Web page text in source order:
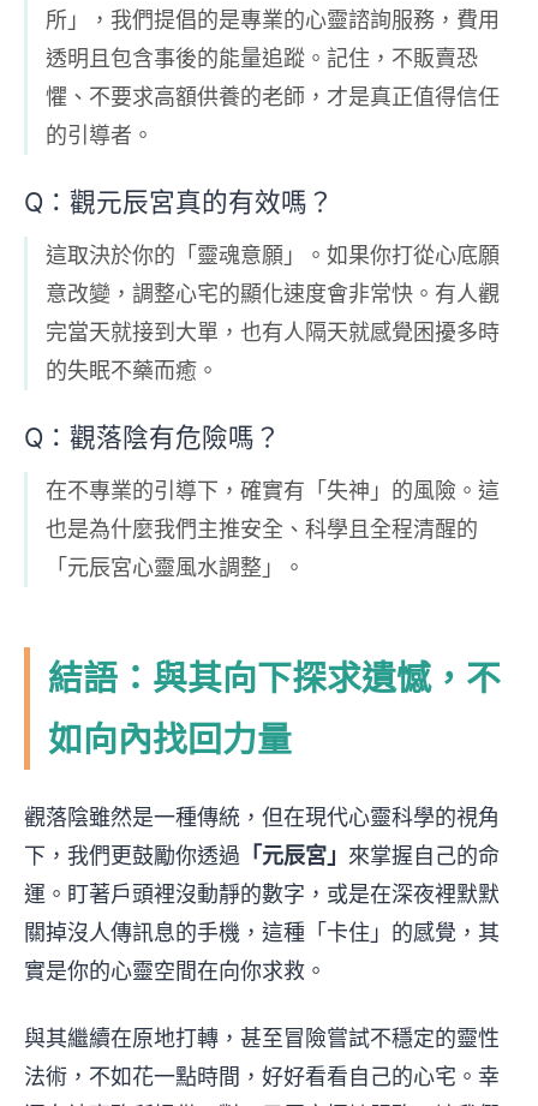
所」，我們提倡的是專業的心靈諮詢服務，費用
透明且包含事後的能量追蹤。記住，不販賣恐
懼、不要求高額供養的老師，才是真正值得信任
的引導者。
Q：觀元辰宮真的有效嗎？
這取決於你的「靈魂意願」。如果你打從心底願
意改變，調整心宅的顯化速度會非常快。有人觀
完當天就接到大單，也有人隔天就感覺困擾多時
的失眠不藥而癒。
Q：觀落陰有危險嗎？
在不專業的引導下，確實有「失神」的風險。這
也是為什麼我們主推安全、科學且全程清醒的
「元辰宮心靈風水調整」。
結語：與其向下探求遺憾，不
如向內找回力量
觀落陰雖然是一種傳統，但在現代心靈科學的視角
下，我們更鼓勵你透過 「元辰宮」 來掌握自己的命
運。盯著戶頭裡沒動靜的數字，或是在深夜裡默默
關掉沒人傳訊息的手機，這種「卡住」的感覺，其
實是你的心靈空間在向你求救。
與其繼續在原地打轉，甚至冒險嘗試不穩定的靈性
法術，不如花一點時間，好好看看自己的心宅。幸